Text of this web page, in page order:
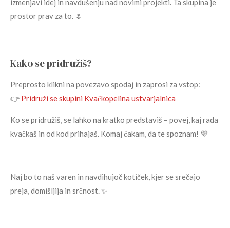
izmenjavi idej in navdušenju nad novimi projekti. Ta skupina je
prostor prav za to. 🌷
Kako se pridružiš?
Preprosto klikni na povezavo spodaj in zaprosi za vstop:
👉 Pridruži se skupini Kvačkopelina ustvarjalnica
Ko se pridružiš, se lahko na kratko predstaviš – povej, kaj rada
kvačkaš in od kod prihajaš. Komaj čakam, da te spoznam! 💜
Naj bo to naš varen in navdihujoč kotiček, kjer se srečajo
preja, domišljija in srčnost. ✨